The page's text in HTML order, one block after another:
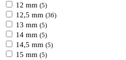
12 mm (5)
12,5 mm (36)
13 mm (5)
14 mm (5)
14,5 mm (5)
15 mm (5)